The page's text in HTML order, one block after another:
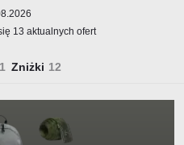
13 aktualnych ofert
Zniżki